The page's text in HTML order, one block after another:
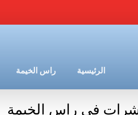
الرئيسية راس الخيمة
في راس الخيمة